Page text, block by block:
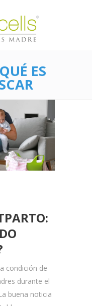
ES
condición de
durante el
buena noticia